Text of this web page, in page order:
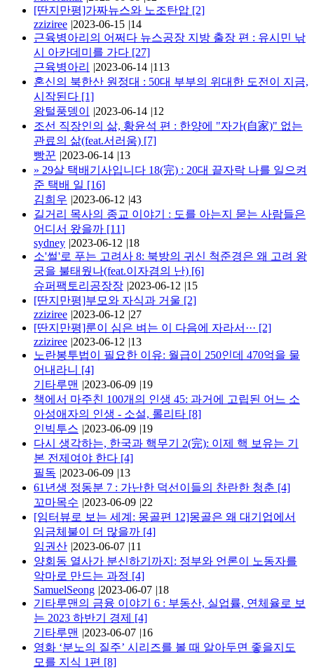
[딴지만평]가짜뉴스와 노조탄압 [2]
zziziree |2023-06-15 |14
근육병아리의 어쩌다 뉴스공장 지방 출장 편 : 유시민 낚
시 아카데미를 가다 [27]
근육병아리
|2023-06-14 |113
혼신의 북한산 원정대 : 50대 부부의 위대한 도전이 지금,
시작된다 [1]
왕털풍뎅이
|2023-06-14 |12
조선 직장인의 삶, 황윤석 편 : 한양에 "자가(自家)" 없는
관료의 삶(feat.서러움) [7]
빵꾼 |2023-06-14 |13
» 29살 택배기사입니다 18(完) : 20대 끝자락 나를 일으켜
준 택배 일 [16]
김희우 |2023-06-12 |43
길거리 목사의 종교 이야기 : 도를 아는지 묻는 사람들은
어디서 왔을까 [11]
sydney |2023-06-12 |18
소'썰'로 푸는 고려사 8: 북방의 귀신 척준경은 왜 고려 왕
궁을 불태웠나(feat.이자겸의 난) [6]
슈퍼팩토리공장장 |2023-06-12 |15
[딴지만평]부모와 자식과 거울 [2]
zziziree |2023-06-12 |27
[딴지만평]룬이 심은 벼는 이 다음에 자라서··· [2]
zziziree |2023-06-12 |13
노란봉투법이 필요한 이유: 월급이 250인데 470억을 물
어내라니 [4]
기타루맨 |2023-06-09 |19
책에서 마주친 100개의 인생 45: 과거에 고립된 어느 소
아성애자의 인생 - 소설, 롤리타 [8]
인빅투스 |2023-06-09 |19
다시 생각하는, 한국과 핵무기 2(完): 이제 핵 보유는 기
본 전제여야 한다 [4]
필독 |2023-06-09 |13
61년생 정동분 7 : 가난한 덕선이들의 찬란한 청춘 [4]
꼬마목수 |2023-06-09 |22
[임터뷰로 보는 세계: 몽골편 12]몽골은 왜 대기업에서
임금체불이 더 많을까 [4]
임권산 |2023-06-07 |11
양회동 열사가 분신하기까지: 정부와 언론이 노동자를
악마로 만드는 과정 [4]
SamuelSeong |2023-06-07 |18
기타루맨의 금융 이야기 6 : 부동산, 실업률, 연체율로 보
는 2023 하반기 경제 [4]
기타루맨 |2023-06-07 |16
영화 ‘분노의 질주’ 시리즈를 볼 때 알아두면 좋을지도
모를 지식 1편 [8]